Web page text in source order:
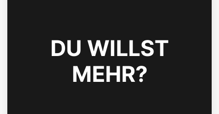
DU WILLST
MEHR?